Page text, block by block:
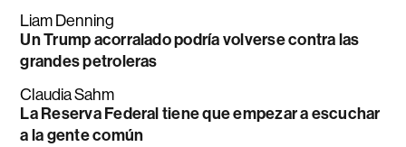
Liam Denning
Un Trump acorralado podría volverse contra las
grandes petroleras
Claudia Sahm
La Reserva Federal tiene que empezar a escuchar
a la gente común